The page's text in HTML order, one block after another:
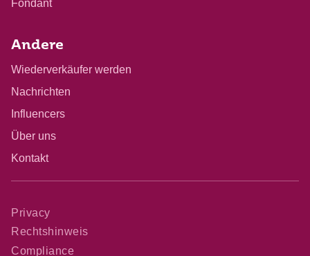
Fondant
Andere
Wiederverkäufer werden
Nachrichten
Influencers
Über uns
Kontakt
Privacy
Rechtshinweis
Compliance